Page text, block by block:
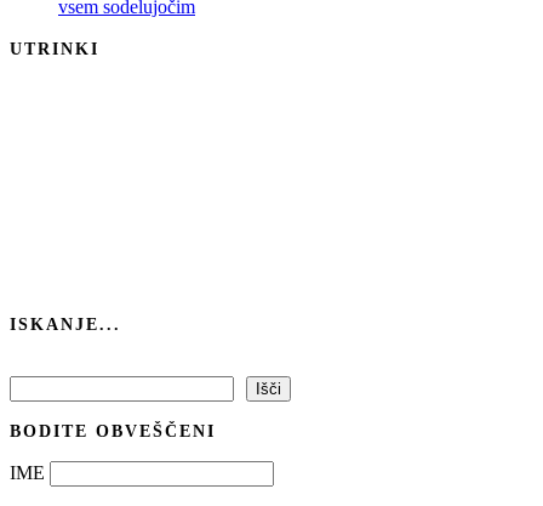
vsem sodelujočim
UTRINKI
ISKANJE...
Išči
BODITE OBVEŠČENI
IME